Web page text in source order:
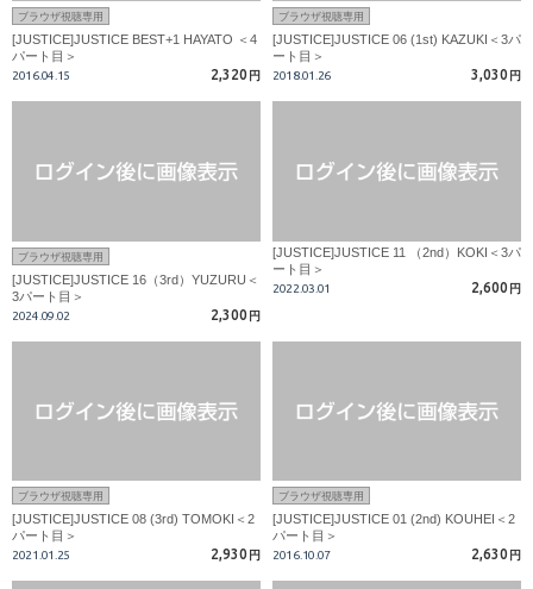
ブラウザ視聴専用
[JUSTICE]JUSTICE BEST+1 HAYATO ＜4
パート目＞
2016.04.15 2,320 円
ブラウザ視聴専用
[JUSTICE]JUSTICE 06 (1st) KAZUKI＜3パ
ート目＞
2018.01.26 3,030 円
ブラウザ視聴専用
[JUSTICE]JUSTICE 16（3rd）YUZURU＜
3パート目＞
2024.09.02 2,300 円
[JUSTICE]JUSTICE 11 （2nd）KOKI＜3パ
ート目＞
2022.03.01 2,600 円
ブラウザ視聴専用
[JUSTICE]JUSTICE 08 (3rd) TOMOKI＜2
パート目＞
2021.01.25 2,930 円
ブラウザ視聴専用
[JUSTICE]JUSTICE 01 (2nd) KOUHEI＜2
パート目＞
2016.10.07 2,630 円